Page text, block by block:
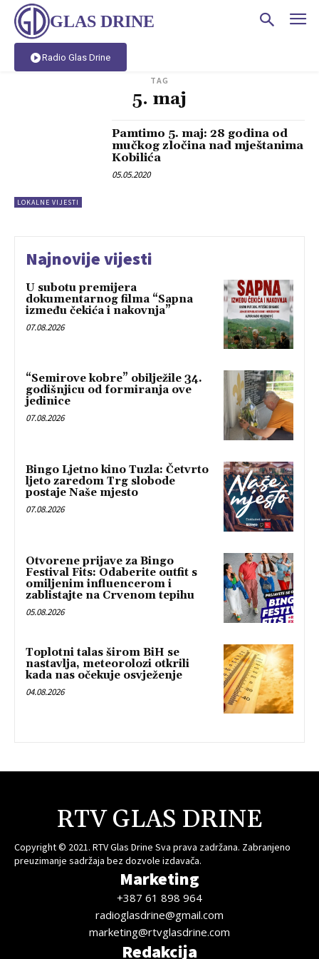
GLAS DRINE
Radio Glas Drine
TAG
5. maj
LOKALNE VIJESTI
Pamtimo 5. maj: 28 godina od
mučkog zločina nad mještanima
Kobilića
05.05.2020
Najnovije vijesti
U subotu premijera
dokumentarnog filma “Sapna
između čekića i nakovnja”
07.08.2026
“Semirove kobre” obilježile 34.
godišnjicu od formiranja ove
jedinice
07.08.2026
Bingo Ljetno kino Tuzla: Četvrto
ljeto zaredom Trg slobode
postaje Naše mjesto
07.08.2026
Otvorene prijave za Bingo
Festival Fits: Odaberite outfit s
omiljenim influencerom i
zablistajte na Crvenom tepihu
05.08.2026
Toplotni talas širom BiH se
nastavlja, meteorolozi otkrili
kada nas očekuje osvježenje
04.08.2026
RTV GLAS DRINE
Copyright © 2021. RTV Glas Drine Sva prava zadržana. Zabranjeno
preuzimanje sadržaja bez dozvole izdavača.
Marketing
+387 61 898 964
radioglasdrine@gmail.com
marketing@rtvglasdrine.com
Redakcija